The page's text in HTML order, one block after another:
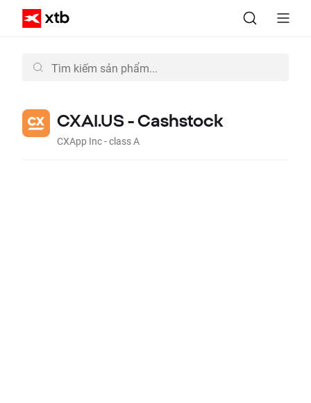
CXAI.US - Cashstock
CXApp Inc - class A